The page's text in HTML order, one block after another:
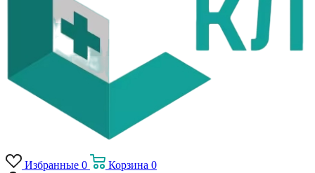
Избранные 0 Корзина 0